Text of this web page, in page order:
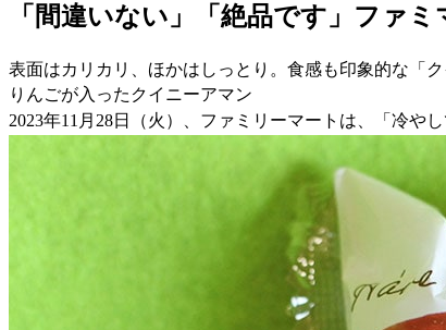
「間違いない」「絶品です」ファ
表面はカリカリ、ほかはしっとり。食感も印象的な「
りんごが入ったクイニーアマン
2023年11月28日（火）、ファミリーマートは、「冷や